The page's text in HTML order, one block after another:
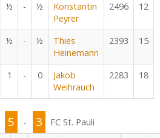
½ - ½
Konstantin
Peyrer
2496 12
½ - ½
Thies
Heinemann
2393 15
1 - 0
Jakob
Weihrauch
2283 18
5 - 3
FC St. Pauli